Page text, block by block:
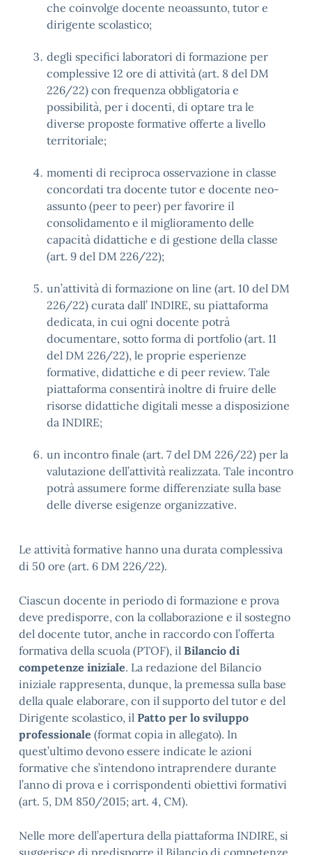
che coinvolge docente neoassunto, tutor e
dirigente scolastico;
degli specifici laboratori di formazione per
complessive 12 ore di attività (art. 8 del DM
226/22) con frequenza obbligatoria e
possibilità, per i docenti, di optare tra le
diverse proposte formative offerte a livello
territoriale;
momenti di reciproca osservazione in classe
concordati tra docente tutor e docente neo-
assunto (peer to peer) per favorire il
consolidamento e il miglioramento delle
capacità didattiche e di gestione della classe
(art. 9 del DM 226/22);
un’attività di formazione on line (art. 10 del DM
226/22) curata dall’ INDIRE, su piattaforma
dedicata, in cui ogni docente potrà
documentare, sotto forma di portfolio (art. 11
del DM 226/22), le proprie esperienze
formative, didattiche e di peer review. Tale
piattaforma consentirà inoltre di fruire delle
risorse didattiche digitali messe a disposizione
da INDIRE;
un incontro finale (art. 7 del DM 226/22) per la
valutazione dell’attività realizzata. Tale incontro
potrà assumere forme differenziate sulla base
delle diverse esigenze organizzative.
Le attività formative hanno una durata complessiva
di 50 ore (art. 6 DM 226/22).
Ciascun docente in periodo di formazione e prova
deve predisporre, con la collaborazione e il sostegno
del docente tutor, anche in raccordo con l’offerta
formativa della scuola (PTOF), il Bilancio di
competenze iniziale. La redazione del Bilancio
iniziale rappresenta, dunque, la premessa sulla base
della quale elaborare, con il supporto del tutor e del
Dirigente scolastico, il Patto per lo sviluppo
professionale (format copia in allegato). In
quest’ultimo devono essere indicate le azioni
formative che s’intendono intraprendere durante
l’anno di prova e i corrispondenti obiettivi formativi
(art. 5, DM 850/2015; art. 4, CM).
Nelle more dell’apertura della piattaforma INDIRE, si
suggerisce di predisporre il Bilancio di competenze